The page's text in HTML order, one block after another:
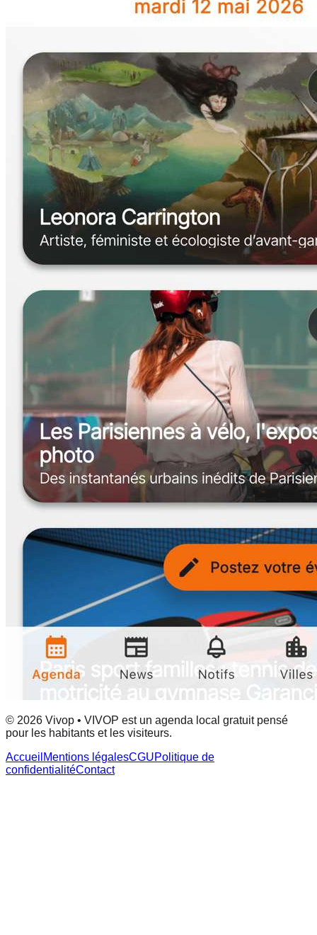
© 2026 Vivop • VIVOP est un agenda local gratuit pensé
pour les habitants et les visiteurs.
Accueil Mentions légalesCGUPolitique de
confidentialitéContact